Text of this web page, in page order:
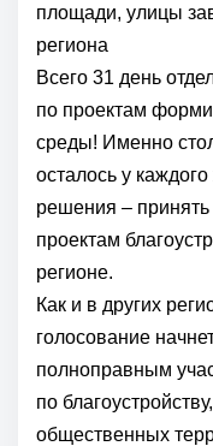
площади, улицы
региона
Всего 31 день
по проектам
среды! Именно
осталось у
решения – принять
проектам
регионе.
Как и в других
голосование
полноправным
по
общественных